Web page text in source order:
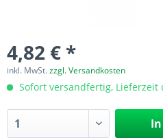
4,82 € *
inkl. MwSt.zzgl. Versandkosten
Sofort versandfertig, Lieferzeit